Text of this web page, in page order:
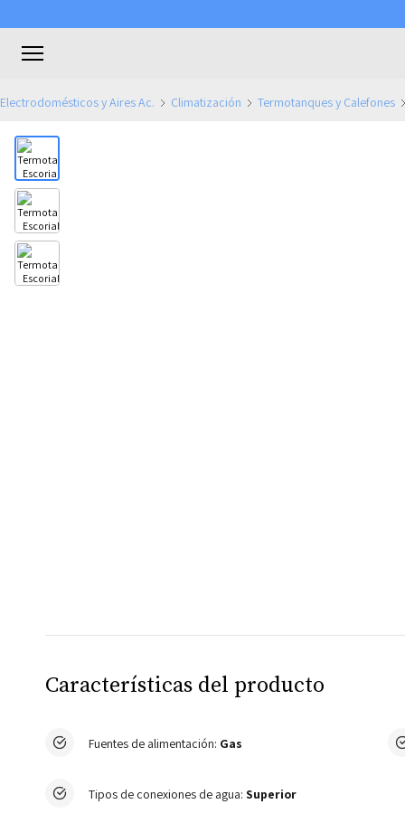
Electrodomésticos y Aires Ac. Climatización Termotanques y Calefones
Características del producto
Fuentes de alimentación: Gas
Tipos de conexiones de agua: Superior